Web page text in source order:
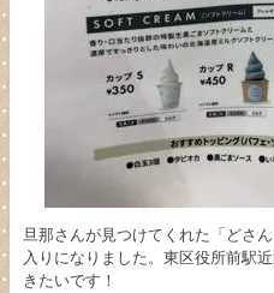
旦那さんが見つけてくれた「どさ
入りになりました。東区役所前駅
きたいです！